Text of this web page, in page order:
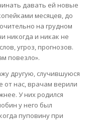
давать ей новые
месяцев, до
на грудном
никогда и никак не
угроз, прогнозов.
повезло».
другую, случившуюся
от нас, врачам верили
У них родился
у него был
пуповину при